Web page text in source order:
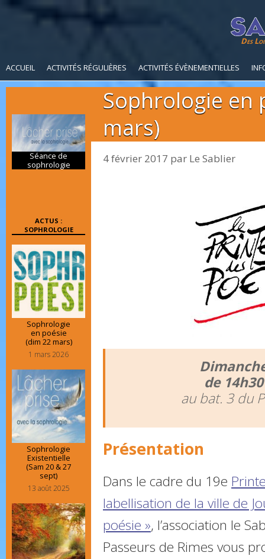
Des
ACCUEIL ACTIVITÉS RÉGULIÈRES ACTIVITÉS ÉVÈNEMENTIELLES
Sophrologie en
mars)
4 février 2017 par Le Sablier
de
au bat. 3 du
Présentation
Dans le cadre du 19e
labellisation de la ville de
poésie », l’association le
Passeurs de Rimes vous
Séance de
sophrologie
ACTUS :
SOPHROLOGIE
Sophrologie
en poésie
(dim 22 mars)
1 mars 2026
Sophrologie
Existentielle
(Sam 20 & 27
sept)
13 août 2025